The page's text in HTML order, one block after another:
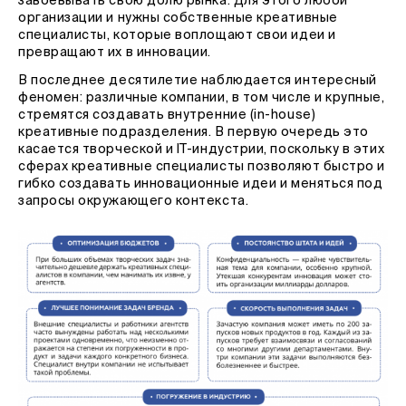
организации и нужны собственные креативные
специалисты, которые воплощают свои идеи и
превращают их в инновации.
В последнее десятилетие наблюдается интересный
феномен: различные компании, в том числе и крупные,
стремятся создавать внутренние (in-house)
креативные подразделения. В первую очередь это
касается творческой и IT-индустрии, поскольку в этих
сферах креативные специалисты позволяют быстро и
гибко создавать инновационные идеи и меняться под
запросы окружающего контекста.